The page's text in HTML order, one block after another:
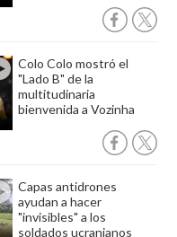
Colo Colo mostró el
"Lado B" de la
multitudinaria
bienvenida a Vozinha
Capas antidrones
ayudan a hacer
"invisibles" a los
soldados ucranianos